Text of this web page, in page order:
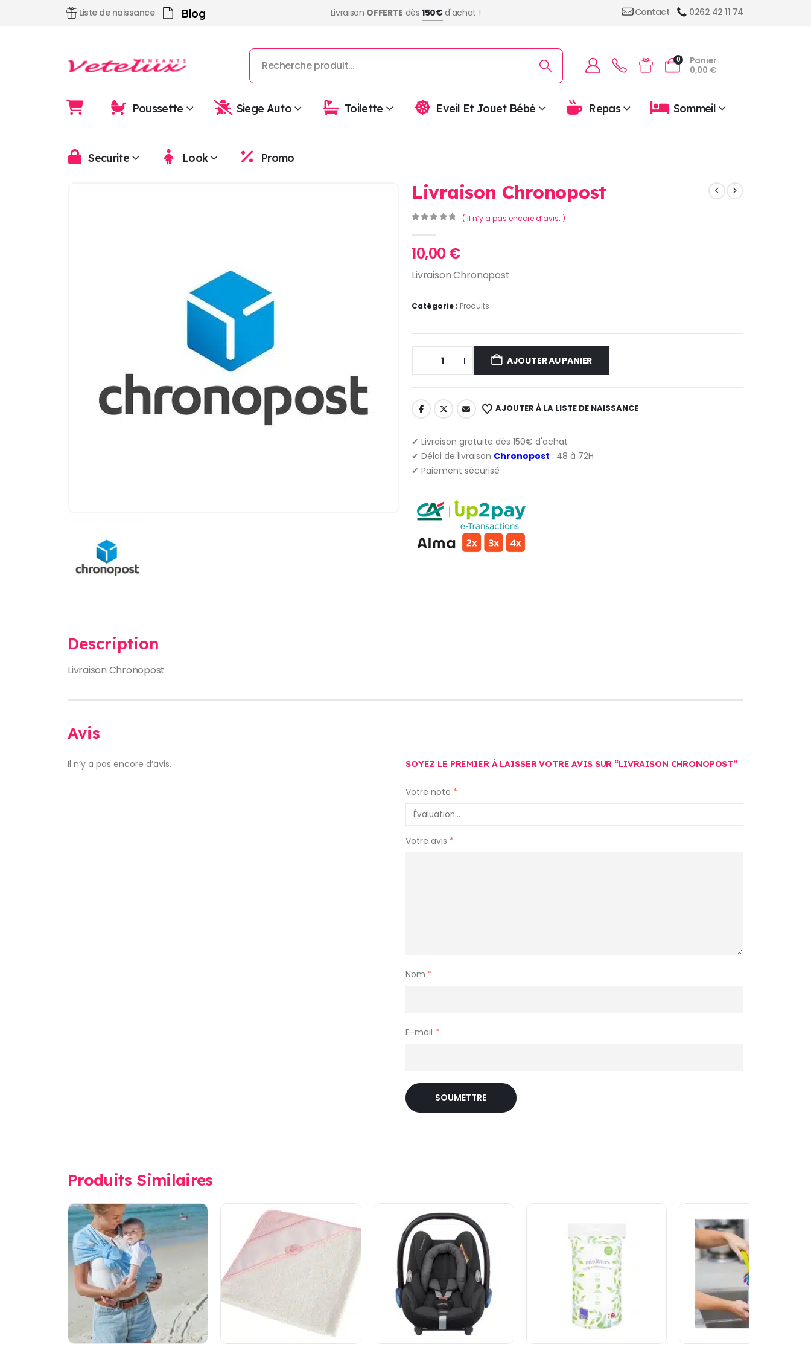
Liste de naissance Blog Livraison OFFERTE dès150€d'achat ! Contact 0262 42 11 74
0
Panier
0,00 €
Poussette Siege Auto Toilette Eveil Et Jouet Bébé Repas Sommeil
Securite Look Promo
Livraison Chronopost
( Il n’y a pas encore d’avis. )
10,00 €
Livraison Chronopost
Catégorie : Produits
AJOUTER AU PANIER
AJOUTER À LA LISTE DE NAISSANCE
✔ Livraison gratuite dès 150€ d'achat
✔ Délai de livraison Chronopost : 48 à 72H
✔ Paiement sécurisé
Description
Livraison Chronopost
Avis
Il n’y a pas encore d’avis. SOYEZ LE PREMIER À LAISSER VOTRE AVIS SUR “LIVRAISON CHRONOPOST”
Votre note *
Votre avis *
Nom *
E-mail *
Produits Similaires